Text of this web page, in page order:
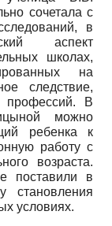
сочетала с
в
аспект
школах,
на
следствие,
профессий. В
можно
ребенка к
работу с
возраста.
поставили в
становления
условиях.